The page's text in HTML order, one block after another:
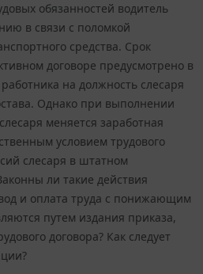
обязанностей водитель
в связи с поломкой
средства. Срок
договоре предусмотрено в
на должность слесаря
Однако при выполнении
меняется заработная
условием трудового
слесаря в штатном
ли такие действия
и оплата труда с понижающим
путем издания приказа,
договора? Как следует